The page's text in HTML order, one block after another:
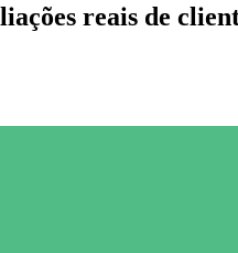
reais de